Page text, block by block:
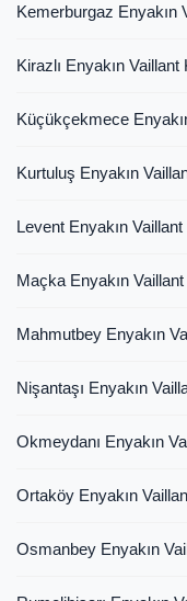
Kemerburgaz Enyakın
Kirazlı Enyakın
Küçükçekmece
Kurtuluş Enyakın
Levent Enyakın
Maçka Enyakın
Mahmutbey Enyakın
Nişantaşı Enyakın
Okmeydanı Enyakın
Ortaköy Enyakın
Osmanbey Enyakın